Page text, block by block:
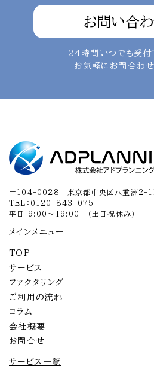
お問い合
24時間いつでも受付
お気軽にお問合わせ
〒104-0028 東京都中央区八重洲2-
TEL：0120-843-075
平日 9:00～19:00 （土日祝休み）
メインメニュー
TOP
サービス
ファクタリング
ご利用の流れ
コラム
会社概要
お問合せ
サービス一覧